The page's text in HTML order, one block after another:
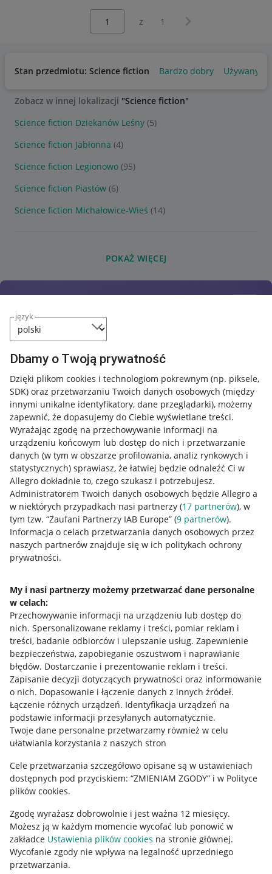
język
Dbamy o Twoją prywatność
Dzięki plikom cookies i technologiom pokrewnym (np. piksele,
SDK) oraz przetwarzaniu Twoich danych osobowych (między
innymi unikalne identyfikatory, dane przeglądarki), możemy
zapewnić, że dopasujemy do Ciebie wyświetlane treści.
Wyrażając zgodę na przechowywanie informacji na
urządzeniu końcowym lub dostęp do nich i przetwarzanie
danych (w tym w obszarze profilowania, analiz rynkowych i
statystycznych) sprawiasz, że łatwiej będzie odnaleźć Ci w
Allegro dokładnie to, czego szukasz i potrzebujesz.
Administratorem Twoich danych osobowych będzie Allegro a
w niektórych przypadkach nasi partnerzy (17 partnerów), w
tym tzw. “Zaufani Partnerzy IAB Europe” (9 partnerów).
Informacja o celach przetwarzania danych osobowych przez
naszych partnerów znajduje się w ich politykach ochrony
prywatności.
My i nasi partnerzy możemy przetwarzać dane personalne
w celach:
Przechowywanie informacji na urządzeniu lub dostęp do
nich. Spersonalizowane reklamy i treści, pomiar reklam i
treści, badanie odbiorców i ulepszanie usług. Zapewnienie
bezpieczeństwa, zapobieganie oszustwom i naprawianie
błędów. Dostarczanie i prezentowanie reklam i treści.
Zapisanie decyzji dotyczących prywatności oraz informowanie
o nich. Dopasowanie i łączenie danych z innych źródeł.
Łączenie różnych urządzeń. Identyfikacja urządzeń na
podstawie informacji przesyłanych automatycznie.
Twoje dane personalne przetwarzamy również w celu
ułatwiania korzystania z naszych stron
Cele przetwarzania szczegółowo opisane są w ustawieniach
dostępnych pod przyciskiem: “ZMIENIAM ZGODY” i w Polityce
plików cookies.
Zgodę wyrażasz dobrowolnie i jest ważna 12 miesięcy.
Możesz ją w każdym momencie wycofać lub ponowić w
zakładce Ustawienia plików cookies na stronie głównej.
Wycofanie zgody nie wpływa na legalność uprzedniego
przetwarzania.
z 1 Następna strona
Stan przedmiotu: Science fiction Bardzo dobry Używany
Zobacz w innej lokalizacji "Science fiction"
Science fiction Dziekanów Leśny (5)
Science fiction Jabłonna (4)
Science fiction Legionowo (95)
Science fiction Piastów (6)
Science fiction Michałowice-Wieś (14)
POKAŻ WIĘCEJ
Przydatne informacje
Jak to działa
Allegro Gadane dla sprzedających
Allegro Gadane dla kupujących
Mapa miejscowości
Informacje prawne
Regulamin
Polityka plików "cookies"
Ustawienia plików "cookies"
Udostępnianie lokalizacji
Informacje dla Aktu o Usługach Cyfrowych
Pobierz aplikację